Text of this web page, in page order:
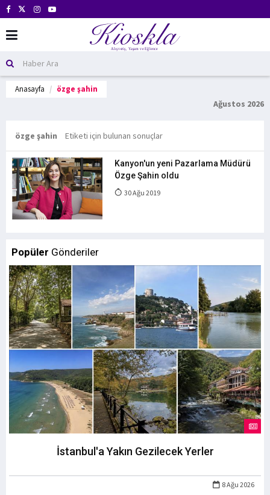
Anasayfa özge şahin
Ağustos 2026
özge şahin Etiketi için bulunan sonuçlar
Kanyon'un yeni Pazarlama Müdürü
Özge Şahin oldu
30 Ağu 2019
Popüler Gönderiler
İstanbul'a Yakın Gezilecek Yerler
8 Ağu 2026